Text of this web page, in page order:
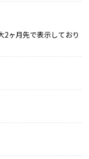
2ヶ月先で表示しており